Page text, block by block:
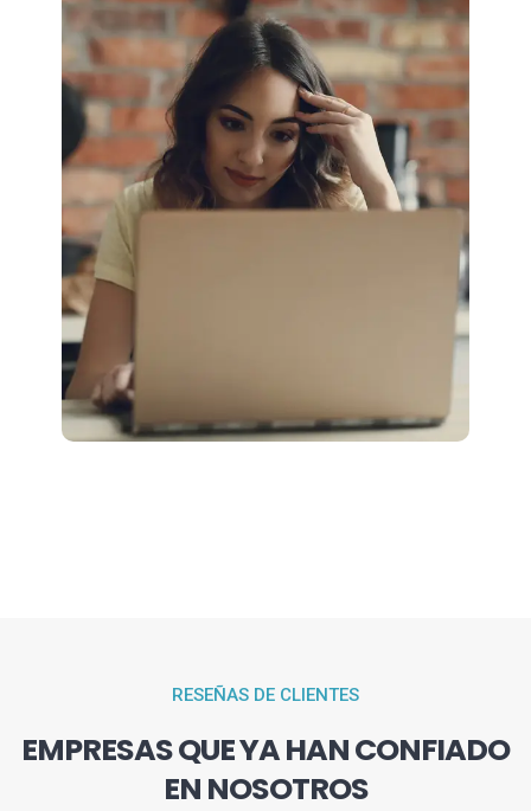
RESEÑAS DE CLIENTES
EMPRESAS QUE YA HAN CONFIADO
EN NOSOTROS